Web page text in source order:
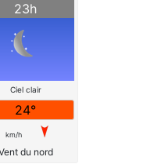
23h
Ciel clair
24°
km/h
du nord